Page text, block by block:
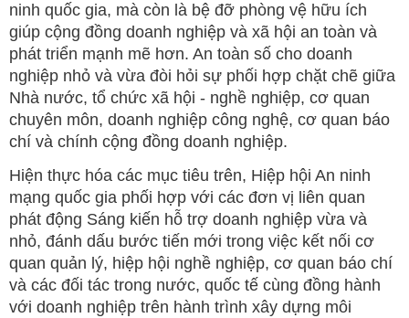
ninh quốc gia, mà còn là bệ đỡ phòng vệ hữu ích
giúp cộng đồng doanh nghiệp và xã hội an toàn và
phát triển mạnh mẽ hơn. An toàn số cho doanh
nghiệp nhỏ và vừa đòi hỏi sự phối hợp chặt chẽ giữa
Nhà nước, tổ chức xã hội - nghề nghiệp, cơ quan
chuyên môn, doanh nghiệp công nghệ, cơ quan báo
chí và chính cộng đồng doanh nghiệp.
Hiện thực hóa các mục tiêu trên, Hiệp hội An ninh
mạng quốc gia phối hợp với các đơn vị liên quan
phát động Sáng kiến hỗ trợ doanh nghiệp vừa và
nhỏ, đánh dấu bước tiến mới trong việc kết nối cơ
quan quản lý, hiệp hội nghề nghiệp, cơ quan báo chí
và các đối tác trong nước, quốc tế cùng đồng hành
với doanh nghiệp trên hành trình xây dựng môi